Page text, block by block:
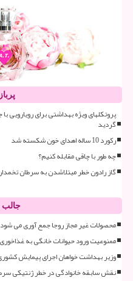
پروتکلهای ویژه بهداشتی برای رویارویی
گردید
رکورد 10 ساله اهدای خون شکسته شد
چه طور با چاقی مقابله کنیم؟
گاز رادون خطر مبتلاشدن به سرطان
جالب
محصولات غیر مجاز روجا جمع آوری می شود
ممنوعیت ورود حیوانات خانگی به
وزیر بهداشت خواهان اجرای پیمایش
نقش سابقه خانوادگی در خطر ژنتیکی